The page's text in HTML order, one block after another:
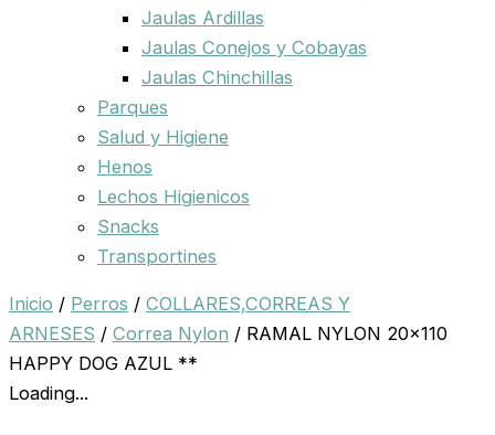
Jaulas Ardillas
Jaulas Conejos y Cobayas
Jaulas Chinchillas
Parques
Salud y Higiene
Henos
Lechos Higienicos
Snacks
Transportines
Inicio / Perros / COLLARES,CORREAS Y
ARNESES / Correa Nylon / RAMAL NYLON 20×110
HAPPY DOG AZUL **
Loading...